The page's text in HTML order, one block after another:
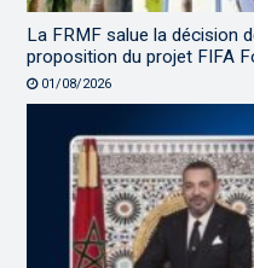
La FRMF salue la décision
proposition du projet FIFA
01/08/2026